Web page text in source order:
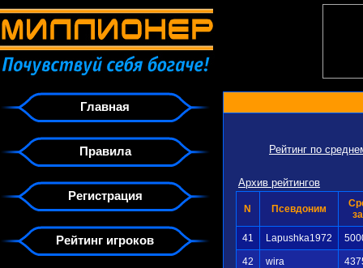
Главная
Правила
Регистрация
Рейтинг игроков
Рейтинг по
Архив рейтингов
N Псевдоним
41 Lapushka1972
42 wira